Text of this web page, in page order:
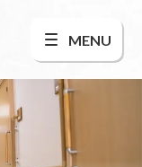
MENU